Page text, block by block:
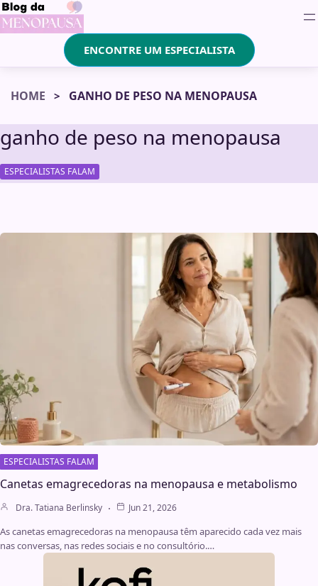
ENCONTRE UM ESPECIALISTA
HOME GANHO DE PESO NA MENOPAUSA
ganho de peso na menopausa
ESPECIALISTAS FALAM
ESPECIALISTAS FALAM
Canetas emagrecedoras na menopausa e metabolismo
Dra. Tatiana Berlinsky Jun 21, 2026
As canetas emagrecedoras na menopausa têm aparecido cada vez mais
nas conversas, nas redes sociais e no consultório.…